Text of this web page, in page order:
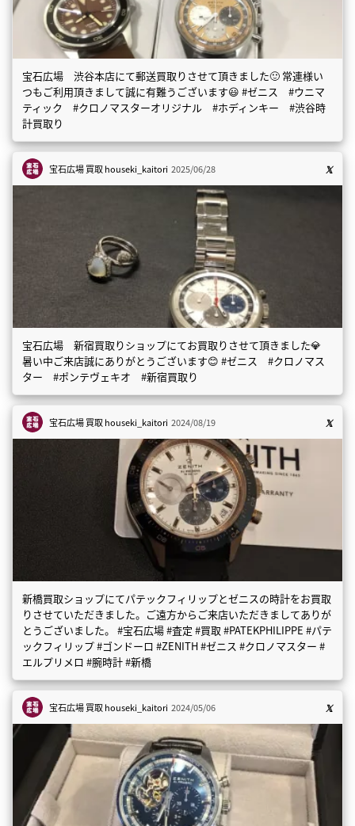
宝石広場 渋谷本店にて郵送買取りさせて頂きました🙂 常連様い
つもご利用頂きまして誠に有難うございます😃 #ゼニス #ウニマ
ティック #クロノマスターオリジナル #ホディンキー #渋谷時
計買取り
宝石広場 買取houseki_kaitori 2025/06/28
宝石広場 新宿買取りショップにてお買取りさせて頂きました💎
暑い中ご来店誠にありがとうございます😊 #ゼニス #クロノマス
ター #ポンテヴェキオ #新宿買取り
宝石広場 買取houseki_kaitori 2024/08/19
新橋買取ショップにてパテックフィリップとゼニスの時計をお買取
りさせていただきました。ご遠方からご来店いただきましてありが
とうございました。 #宝石広場 #査定 #買取 #PATEKPHILIPPE #パテ
ックフィリップ #ゴンドーロ #ZENITH #ゼニス #クロノマスター #
エルプリメロ #腕時計 #新橋
宝石広場 買取houseki_kaitori 2024/05/06